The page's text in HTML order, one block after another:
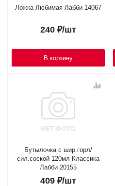
Ложка Любимая Лабби 14067
240 ₽/шт
В корзину
Бутылочка с шир.горл/
сил.соской 120мл Классика
Лабби 20155
409 ₽/шт